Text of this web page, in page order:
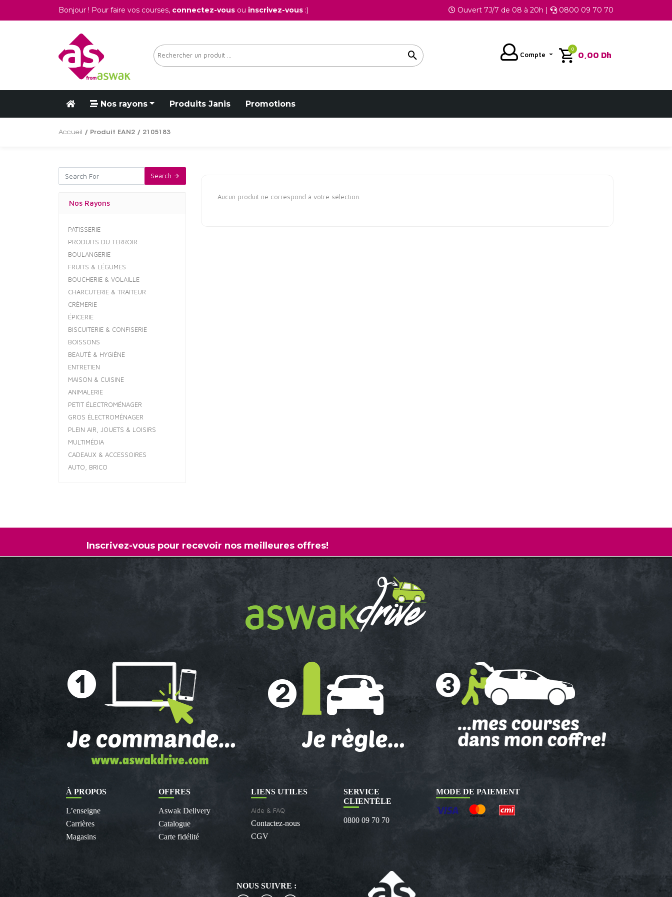
Bonjour ! Pour faire vos courses, connectez-vous ou inscrivez-vous :) Ouvert 7J/7 de 08 à 20h | 0800 09 70 70
Compte 0,00 Dh
0
Nos rayons Produits Janis Promotions
Accueil / Produit EAN2 / 2105183
Search
Nos Rayons
PATISSERIE
PRODUITS DU TERROIR
BOULANGERIE
FRUITS & LÉGUMES
BOUCHERIE & VOLAILLE
CHARCUTERIE & TRAITEUR
CRÈMERIE
ÉPICERIE
BISCUITERIE & CONFISERIE
BOISSONS
BEAUTÉ & HYGIÈNE
ENTRETIEN
MAISON & CUISINE
ANIMALERIE
PETIT ÉLECTROMÉNAGER
GROS ÉLECTROMÉNAGER
PLEIN AIR, JOUETS & LOISIRS
MULTIMÉDIA
CADEAUX & ACCESSOIRES
AUTO, BRICO
Aucun produit ne correspond à votre sélection.
Inscrivez-vous pour recevoir nos meilleures offres!
À PROPOS
L’enseigne
Carrières
Magasins
OFFRES
Aswak Delivery
Catalogue
Carte fidélité
LIENS UTILES
Aide & FAQ
Contactez-nous
CGV
SERVICE
CLIENTÈLE
0800 09 70 70
MODE DE PAIEMENT
NOUS SUIVRE :